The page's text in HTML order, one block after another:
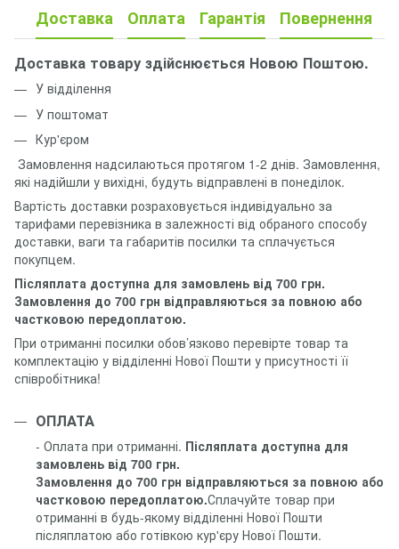
Доставка Оплата Гарантія Повернення
Доставка товару здійснюється Новою Поштою.
У відділення
У поштомат
Кур'єром
Замовлення надсилаються протягом 1-2 днів. Замовлення,
які надійшли у вихідні, будуть відправлені в понеділок.
Вартість доставки розраховується індивідуально за
тарифами перевізника в залежності від обраного способу
доставки, ваги та габаритів посилки та сплачується
покупцем.
Післяплата доступна для замовлень від 700 грн.
Замовлення до 700 грн відправляються за повною або
частковою передоплатою.
При отриманні посилки обов’язково перевірте товар та
комплектацію у відділенні Нової Пошти у присутності її
співробітника!
ОПЛАТА
- Оплата при отриманні. Післяплата доступна для
замовлень від 700 грн.
Замовлення до 700 грн відправляються за повною або
частковою передоплатою.Сплачуйте товар при
отриманні в будь-якому відділенні Нової Пошти
післяплатою або готівкою кур'єру Нової Пошти.